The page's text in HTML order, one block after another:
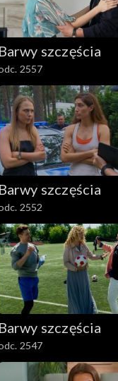
Barwy szczęścia
2557
Barwy szczęścia
2552
Barwy szczęścia
2547